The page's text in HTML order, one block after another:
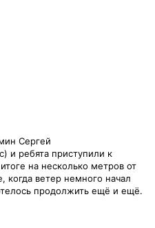
Сергей
и ребята приступили к
на несколько метров от
когда ветер немного начал
продолжить ещё и ещё.